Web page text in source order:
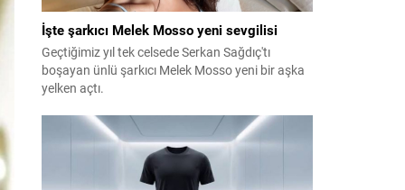
İşte şarkıcı Melek Mosso yeni sevgilisi
Geçtiğimiz yıl tek celsede Serkan Sağdıç'tı
boşayan ünlü şarkıcı Melek Mosso yeni bir aşka
yelken açtı.